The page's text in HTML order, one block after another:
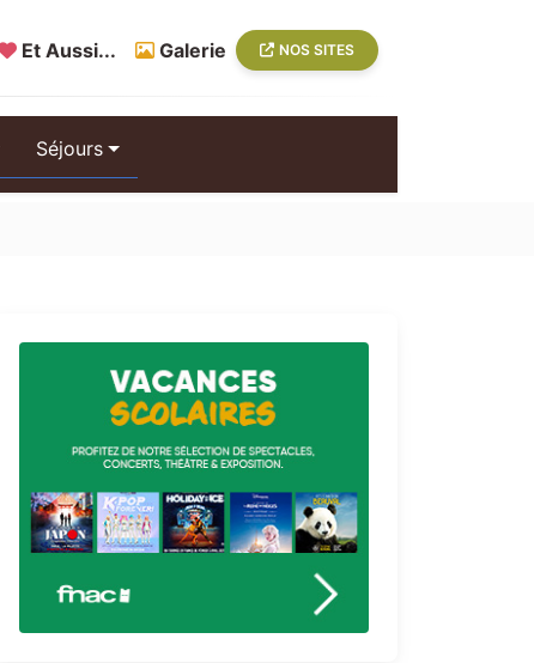
Et Aussi... Galerie NOS SITES
Séjours